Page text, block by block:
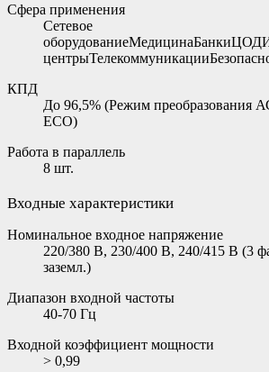
Сфера применения
Сетевое
КПД
До 96,5% (Режим преобразования
ЕСО)
Работа в параллель
8 шт.
Входные характеристики
Номинальное входное напряжение
220/380 В, 230/400 В, 240/415 В (3
заземл.)
Диапазон входной частоты
40-70 Гц
Входной коэффициент мощности
> 0,99